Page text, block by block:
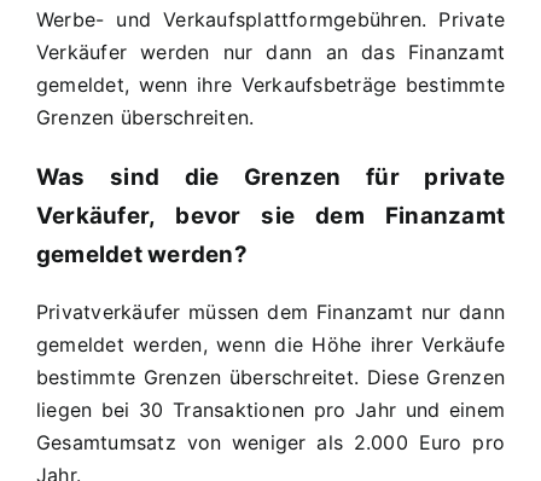
Werbe- und Verkaufsplattformgebühren. Private
Verkäufer werden nur dann an das Finanzamt
gemeldet, wenn ihre Verkaufsbeträge bestimmte
Grenzen überschreiten.
Was sind die Grenzen für private
Verkäufer, bevor sie dem Finanzamt
gemeldet werden?
Privatverkäufer müssen dem Finanzamt nur dann
gemeldet werden, wenn die Höhe ihrer Verkäufe
bestimmte Grenzen überschreitet. Diese Grenzen
liegen bei 30 Transaktionen pro Jahr und einem
Gesamtumsatz von weniger als 2.000 Euro pro
Jahr.